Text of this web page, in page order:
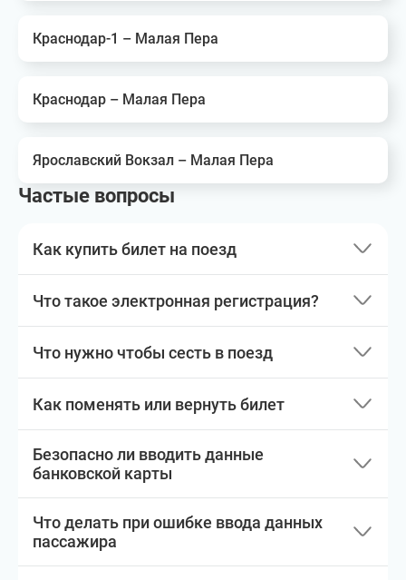
Краснодар-1 – Малая Пера
Краснодар – Малая Пера
Ярославский Вокзал – Малая Пера
Частые вопросы
Как купить билет на поезд
Что такое электронная регистрация?
Что нужно чтобы сесть в поезд
Как поменять или вернуть билет
Безопасно ли вводить данные
банковской карты
Что делать при ошибке ввода данных
пассажира